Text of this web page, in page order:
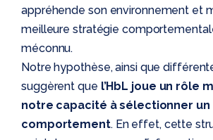
appréhende son environnement et
meilleure stratégie
méconnu.
Notre hypothèse, ainsi que
suggèrent que l’HbL joue un rôle
notre capacité à sélectionner un
comportement. En effet, cette